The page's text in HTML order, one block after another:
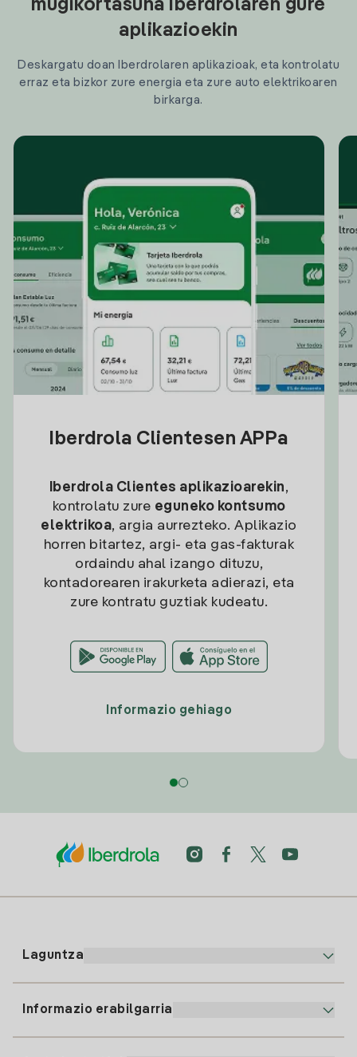
mugikortasuna Iberdrolaren gure
aplikazioekin
Deskargatu doan Iberdrolaren aplikazioak, eta kontrolatu
erraz eta bizkor zure energia eta zure auto elektrikoaren
birkarga.
Iberdrola Clientesen APPa
Iberdrola Clientes aplikazioarekin,
kontrolatu zure eguneko kontsumo
elektrikoa, argia aurrezteko. Aplikazio
horren bitartez, argi- eta gas-fakturak
ordaindu ahal izango dituzu,
kontadorearen irakurketa adierazi, eta
zure kontratu guztiak kudeatu.
Informazio gehiago
Laguntza
Informazio erabilgarria